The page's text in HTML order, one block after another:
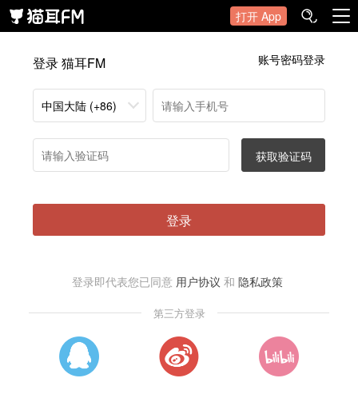
打开 App
登录 猫耳FM 账号密码登录
中国大陆 (+86)
获取验证码
登录
登录即代表您已同意 用户协议 和 隐私政策
第三方登录